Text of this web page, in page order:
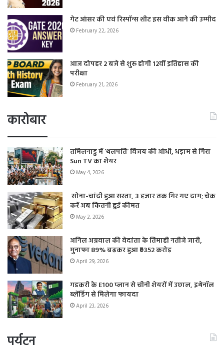
गेट आंसर की एवं रिस्पॉन्स शीट इस वीक आने की उम्मीद
February 22, 2026
आज दोपहर 2 बजे से शुरू होगी 12वीं इतिहास की
परीक्षा
February 21, 2026
कारोबार
तमिलनाडु में ‘थलपति’ विजय की आंधी, धड़ाम से गिरा
Sun TV का शेयर
May 4, 2026
सोना-चांदी हुआ सस्ता, 3 हजार तक गिर गए दाम; चेक
करें अब कितनी हुई कीमत
May 2, 2026
अनिल अग्रवाल की वेदांता के तिमाही नतीजे जारी,
मुनाफा 89% बढ़कर हुआ ₹9352 करोड़
April 29, 2026
गडकरी के E100 प्लान से चीनी शेयरों में उछाल, इथेनॉल
ब्लेंडिंग से मिलेगा फायदा
April 23, 2026
पर्यटन